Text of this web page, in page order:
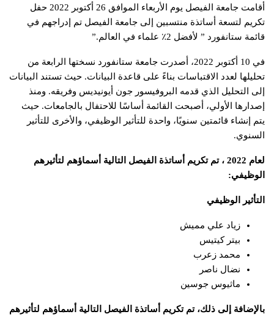
أقامت جامعة الفيصل يوم الأربعاء الموافق 26 أكتوبر 2022 حفل
تكريم لتسعة أساتذة منتسبين إلى جامعة الفيصل تم إدراجهم في
قائمة ستانفورد ” لأفضل 2٪ علماء في العالم.”
في 10 أكتوبر 2022، أصدرت جامعة ستانفورد نسختها الرابعة من
تحليلها لعدد الاقتباسات بناءً على قاعدة البيانات. حيث تستند البيانات
إلى التحليل الذي قدمه البروفيسور جون أيونيديس وفريقه. ومنذ
إصدارها الأولي، أصبحت القائمة أساسًا للاحتفال بالجامعات. حيث
يتم إنشاء قائمتين سنويًا، واحدة للتأثير الوظيفي، والأخرى للتأثير
السنوي.
لعام 2022 ، تم تكريم أساتذة الفيصل التالية أسماؤهم لتأثيرهم
الوظيفي:
التأثير الوظيفي
زياد علي مميش
بيتر كيتيس
محمد زعرب
نضال ناصر
ماثيوس جوسين
بالإضافة إلى ذلك، تم تكريم أساتذة الفيصل التالية أسماؤهم لتأثيرهم